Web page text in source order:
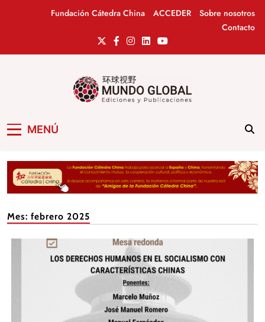
Fundación Cátedra China ACCEDER
Sobre nosotros
Contacto
MENÚ
Mes: febrero 2025